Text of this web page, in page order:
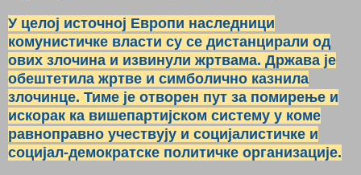
У целој источној Европи наследници
комунистичке власти су се дистанцирали од
ових злочина и извинули жртвама. Држава је
обештетила жртве и симболично казнила
злочинце. Тиме је отворен пут за помирење и
искорак ка вишепартијском систему у коме
равноправно учествују и социјалистичке и
социјал-демократске политичке организације.